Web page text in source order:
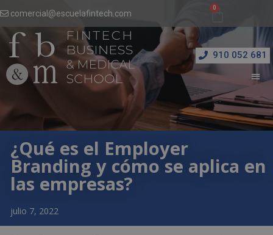
comercial@escuelafintech.com
910 052 681
¿Qué es el Employer
Branding y cómo se aplica en
las empresas?
julio 7, 2022